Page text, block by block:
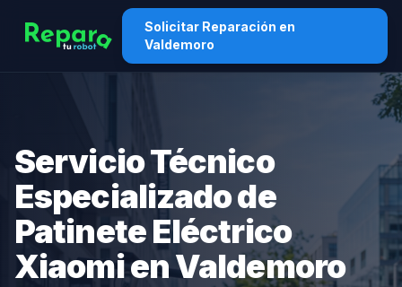
Solicitar Reparación en
Valdemoro
Servicio Técnico
Especializado de
Patinete Eléctrico
Xiaomi en Valdemoro